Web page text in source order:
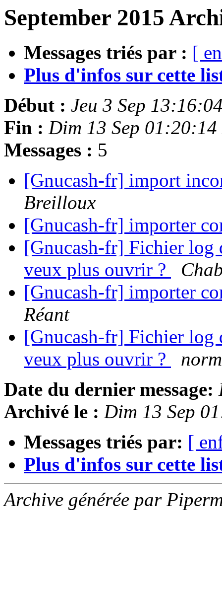
September 2015
Messages triés par : [
Plus d'infos sur cette
Début : Jeu 3 Sep
Fin : Dim 13 Sep
Messages : 5
[Gnucash-fr] import
Breilloux
[Gnucash-fr] importer
[Gnucash-fr] Fichier log
veux plus ouvrir ?
[Gnucash-fr] importer
Réant
[Gnucash-fr] Fichier log
veux plus ouvrir ?
Date du dernier message:
Archivé le : Dim 13 Sep
Messages triés par: [
Plus d'infos sur cette
Archive générée par